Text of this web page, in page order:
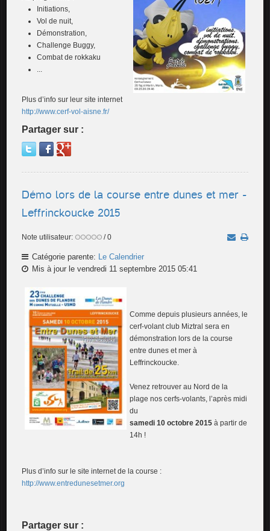
Initiations,
Vol de nuit,
Démonstration,
Challenge Buggy,
Combat de rokkaku
...
Plus d’info sur leur site internet
http://www.cerf-vol-aisne.fr/
Partager sur :
Démo lors de la course entre dunes et mer -
Leffrinckoucke 2015
Note utilisateur: / 0
Catégorie parente: Le Calendrier
Mis à jour le vendredi 11 septembre 2015 05:41
Comme depuis plusieurs années, le
cerf-volant club Miztral sera en
démonstration lors de la course
entre dunes et mer à
Leffrinckoucke.
Venez retrouver au Nord de la
plage nos cerfs-volants, l’après midi
du
samedi 10 octobre 2015 à partir de
14h !
Plus d’info sur le site internet de la course :
http://www.entredunesetmer.org
Partager sur :